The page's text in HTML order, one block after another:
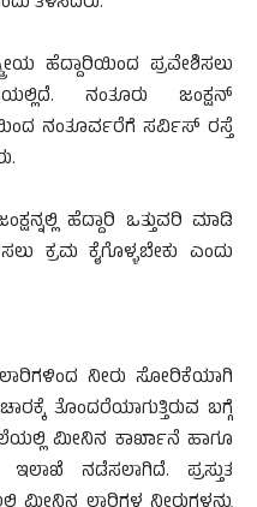
ಹೆದ್ದಾರಿಯಿಂದ ಪ್ರವೇಶಿಸಲು
ನಂತೂರು ಜಂಕ್ಷನ್
ನಂತೂರ್ವರೆಗೆ ಸರ್ವಿಸ್ ರಸ್ತೆ
ಹೆದ್ದಾರಿ ಒತ್ತುವರಿ ಮಾಡಿ
ಕ್ರಮ ಕೈಗೊಳ್ಳಬೇಕು ಎಂದು
ನೀರು ಸೋರಿಕೆಯಾಗಿ
ತೊಂದರೆಯಾಗುತ್ತಿರುವ ಬಗ್ಗೆ
ಮೀನಿನ ಕಾರ್ಖಾನೆ ಹಾಗೂ
ನಡೆಸಲಾಗಿದೆ. ಪ್ರಸ್ತುತ